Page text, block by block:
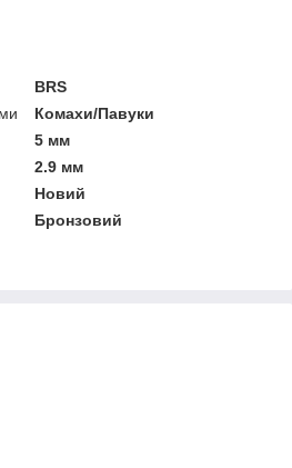
BRS
Комахи/Павуки
5 мм
2.9 мм
Новий
Бронзовий